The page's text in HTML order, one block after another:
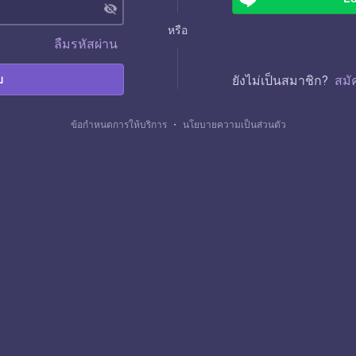
visibility_off
ลืมรหัสผ่าน
หรือ
ยังไม่เป็นสมาชิก? สมั
ข้อกำหนดการให้บริการ ・ นโยบายความเป็นส่วนตัว